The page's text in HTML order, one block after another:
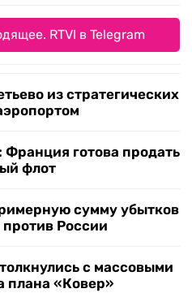
RTVI в Telegram
из стратегических
Франция готова продать
флот
сумму убытков
России
с массовыми
плана «Ковер»